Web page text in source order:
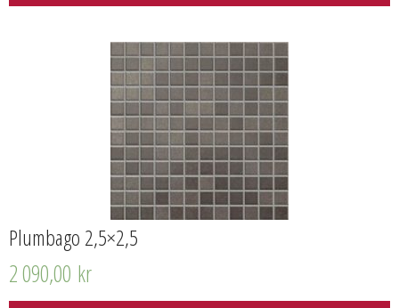
Plumbago 2,5×2,5
2 090,00 kr